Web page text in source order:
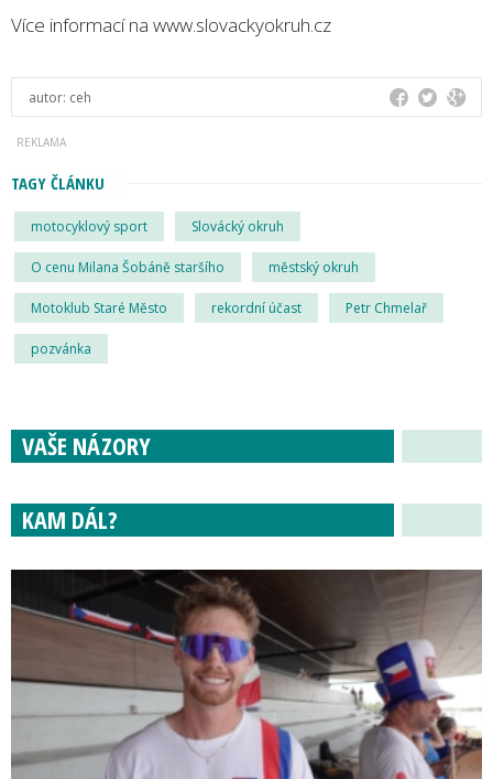
Více informací na www.slovackyokruh.cz
autor: ceh
TAGY ČLÁNKU
motocyklový sport Slovácký okruh
O cenu Milana Šobáně staršího městský okruh
Motoklub Staré Město rekordní účast Petr Chmelař
pozvánka
VAŠE NÁZORY
KAM DÁL?